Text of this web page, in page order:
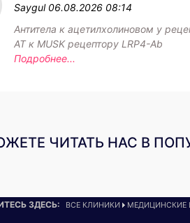
Saygul 06.08.2026 08:14
Антитела к ацетилхолиновом у
АТ к MUSK рецептору LRP4-Ab
Подробнее...
ЧИТАТЬ НАС В
ЗДЕСЬ: ВСЕ КЛИНИКИ МЕДИЦИНСКИЕ